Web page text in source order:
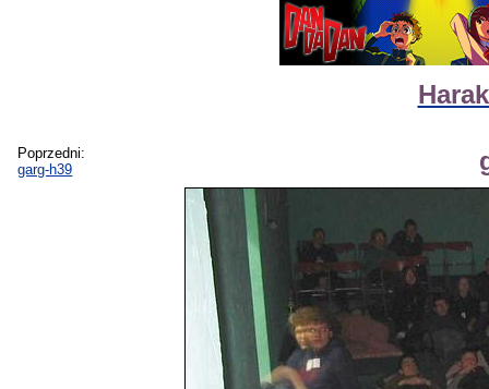
Poprzedni:
garg-h39